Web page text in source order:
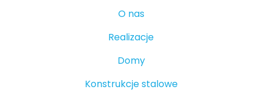
O nas
Realizacje
Domy
Konstrukcje stalowe